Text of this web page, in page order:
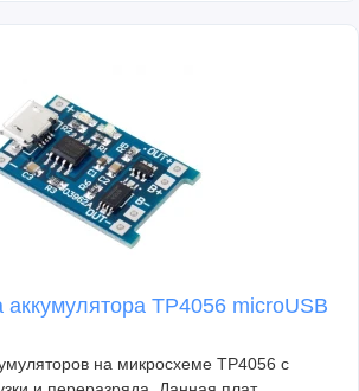
TP4056 microUSB
на микросхеме TP4056 с